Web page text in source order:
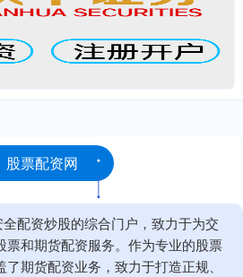
股票配资网
配资炒股的综合门户，致力于为交
票和期货配资服务。作为专业的股票
期货配资业务，致力于打造正规、